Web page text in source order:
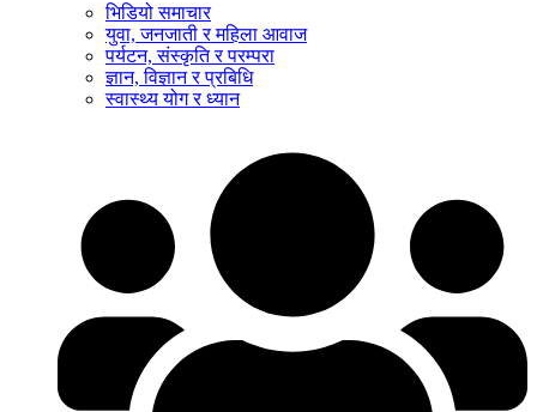
भिडियो समाचार
युवा, जनजाती र महिला आवाज
पर्यटन, संस्कृति र परम्परा
ज्ञान, विज्ञान र प्रबिधि
स्वास्थ्य योग र ध्यान